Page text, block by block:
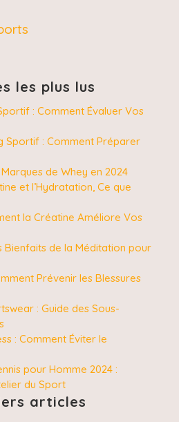
les plus lus
: Comment Évaluer Vos
Sportif : Comment Préparer
de Whey en 2024
et l’Hydratation, Ce que
la Créatine Améliore Vos
Bienfaits de la Méditation pour
Prévenir les Blessures
: Guide des Sous-
: Comment Éviter le
pour Homme 2024 :
du Sport
articles